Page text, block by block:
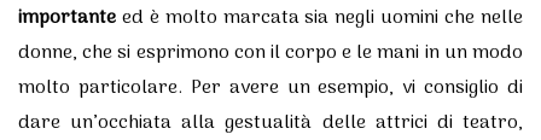
importanteed è molto marcata sia negli uomini che nelle
donne, che si esprimono con il corpo e le mani in un modo
molto particolare. Per avere un esempio, vi consiglio di
dare un’occhiata alla gestualità delle attrici di teatro,